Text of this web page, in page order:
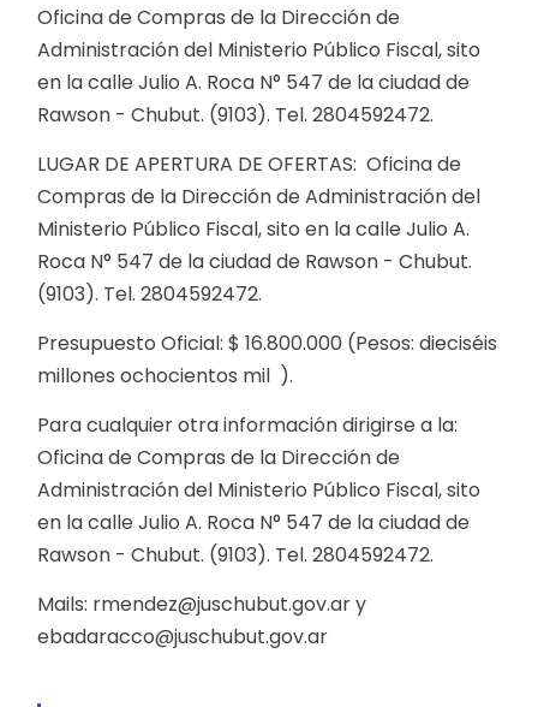
Oficina de Compras de la Dirección de
Administración del Ministerio Público Fiscal, sito
en la calle Julio A. Roca N° 547 de la ciudad de
Rawson - Chubut. (9103). Tel. 2804592472.
LUGAR DE APERTURA DE OFERTAS: Oficina de
Compras de la Dirección de Administración del
Ministerio Público Fiscal, sito en la calle Julio A.
Roca N° 547 de la ciudad de Rawson - Chubut.
(9103). Tel. 2804592472.
Presupuesto Oficial: $ 16.800.000 (Pesos: dieciséis
millones ochocientos mil ).
Para cualquier otra información dirigirse a la:
Oficina de Compras de la Dirección de
Administración del Ministerio Público Fiscal, sito
en la calle Julio A. Roca N° 547 de la ciudad de
Rawson - Chubut. (9103). Tel. 2804592472.
Mails: rmendez@juschubut.gov.ar y
ebadaracco@juschubut.gov.ar